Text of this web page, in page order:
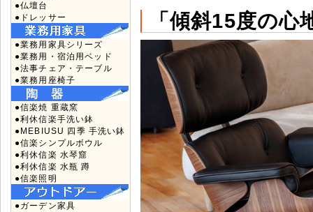
●仏壇台
●ドレッサー
●業務用家具シリーズ
●業務用・宿泊用ベッド
●法事チェア・テーブル
●業務用座椅子
●信楽焼 重蔵窯
●利休信楽手洗い鉢
●MEBIUSU 四季 手洗い鉢
●信楽シンプルボウル
●利休信楽 水琴窟
●利休信楽 水瓶 蹲
●信楽照明
●ガーデン家具
「傾斜15度の心